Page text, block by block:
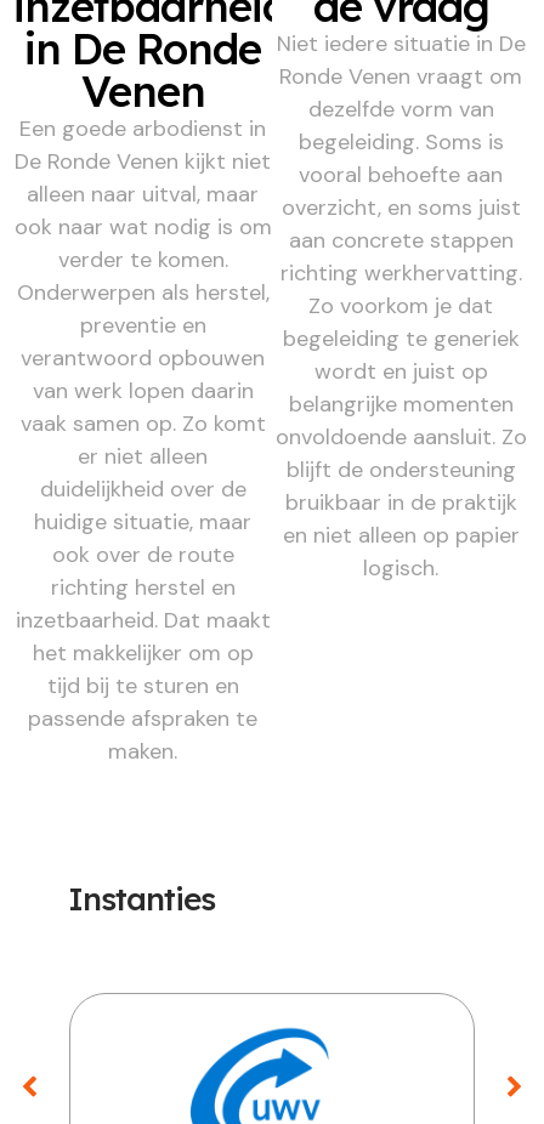
in De Ronde
Venen
Een goede arbodienst in
De Ronde Venen kijkt niet
alleen naar uitval, maar
ook naar wat nodig is om
verder te komen.
Onderwerpen als herstel,
preventie en
verantwoord opbouwen
van werk lopen daarin
vaak samen op. Zo komt
er niet alleen
duidelijkheid over de
huidige situatie, maar
ook over de route
richting herstel en
inzetbaarheid. Dat maakt
het makkelijker om op
tijd bij te sturen en
passende afspraken te
maken.
Niet iedere situatie in De
Ronde Venen vraagt om
dezelfde vorm van
begeleiding. Soms is
vooral behoefte aan
overzicht, en soms juist
aan concrete stappen
richting werkhervatting.
Zo voorkom je dat
begeleiding te generiek
wordt en juist op
belangrijke momenten
onvoldoende aansluit. Zo
blijft de ondersteuning
bruikbaar in de praktijk
en niet alleen op papier
logisch.
Instanties